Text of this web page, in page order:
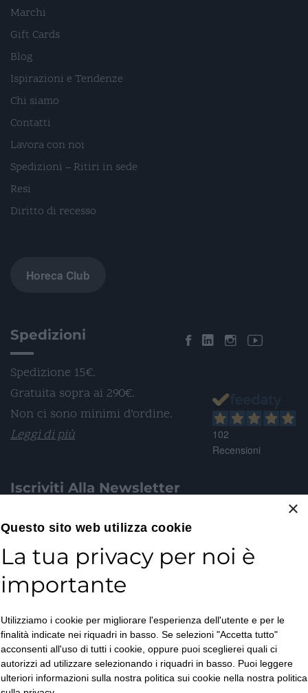
Marchi
Gift Cards
Blog
Ispirazioni e Tendenze
Chi siamo
Contatti
Lavora con noi
Spedizioni – Ritiri in sede
Resi
Diritto di recesso
Horeca Club
Spedizioni
Spedizione 15€.
Gratuita sopra ai 290€.
Non ci sono minimi d’ordine.
Leggi di più
Iscriviti Alla Newsletter
Email*
Privacy Policy*
ISCRIVITI
102
Recensioni
×
Questo sito web utilizza cookie
La tua privacy per noi è
importante
Utilizziamo i cookie per migliorare l'esperienza dell'utente e per le
finalità indicate nei riquadri in basso. Se selezioni "Accetta tutto"
acconsenti all'uso di tutti i cookie, oppure puoi sceglierei quali ci
autorizzi ad utilizzare selezionando i riquadri in basso. Puoi leggere
ulteriori informazioni sulla nostra politica sui cookie nella nostra politica